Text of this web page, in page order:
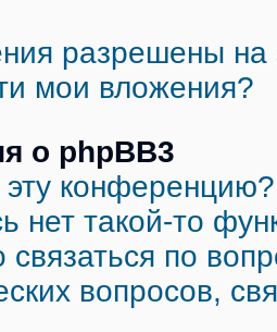
разрешены
мои вложения?
о phpBB3
эту конференцию?
нет такой-то
по
вопросов,